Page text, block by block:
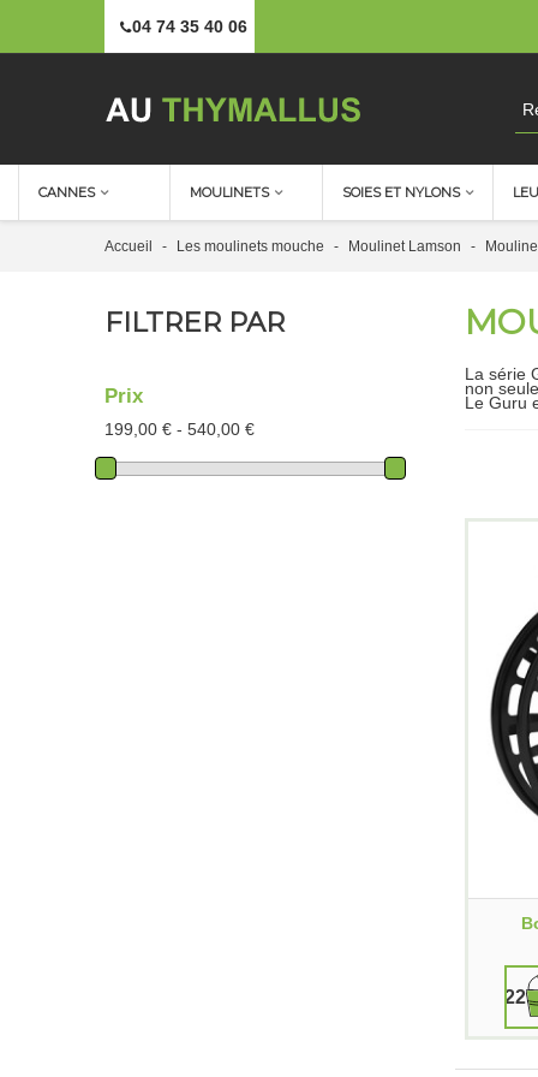
04 74 35 40 06
CANNES MOULINETS SOIES ET NYLONS
Accueil - Les moulinets mouche - Moulinet Lamson -
FILTRER PAR
Prix
199,00 € - 540,00 €
La série
non
Le Guru